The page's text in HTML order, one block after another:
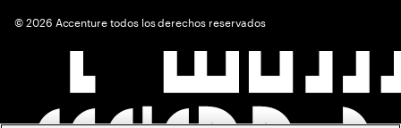
©2026 Accenture todos los derechos reservados